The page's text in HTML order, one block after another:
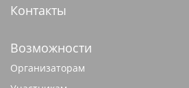
Контакты
Возможности
Организаторам